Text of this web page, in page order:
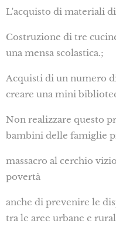
L'acquisto di materiali
Costruzione di tre
una mensa scolastica.;
Acquisti di un numero
creare una mini
Non realizzare questo
bambini delle famiglie
massacro al cerchio
povertà
anche di prevenire le
tra le aree urbane e